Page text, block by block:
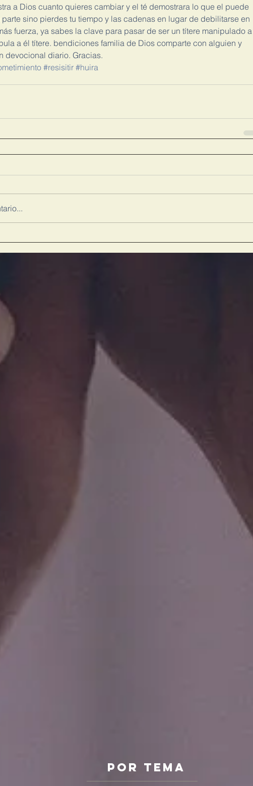
a Dios cuanto quieres cambiar y el té demostrara lo que el puede
parte sino pierdes tu tiempo y las cadenas en lugar de debilitarse en
fuerza, ya sabes la clave para pasar de ser un títere manipulado a
a él títere. bendiciones familia de Dios comparte con alguien y
devocional diario. Gracias.
#resisitir #huira
Por Tema